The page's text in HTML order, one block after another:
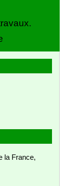
la France,